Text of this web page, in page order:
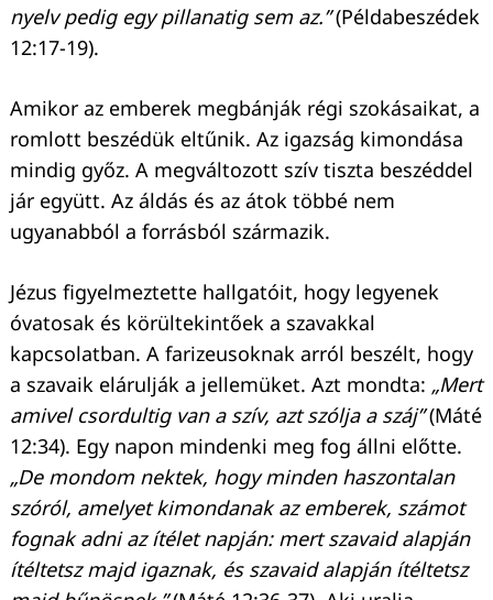
nyelv pedig egy pillanatig sem az.”(Példabeszédek
12:17-19).
Amikor az emberek megbánják régi szokásaikat, a
romlott beszédük eltűnik. Az igazság kimondása
mindig győz. A megváltozott szív tiszta beszéddel
jár együtt. Az áldás és az átok többé nem
ugyanabból a forrásból származik.
Jézus figyelmeztette hallgatóit, hogy legyenek
óvatosak és körültekintőek a szavakkal
kapcsolatban. A farizeusoknak arról beszélt, hogy
a szavaik elárulják a jellemüket. Azt mondta: „Mert
amivel csordultig van a szív, azt szólja a száj”(Máté
12:34). Egy napon mindenki meg fog állni előtte.
„De mondom nektek, hogy minden haszontalan
szóról, amelyet kimondanak az emberek, számot
fognak adni az ítélet napján: mert szavaid alapján
ítéltetsz majd igaznak, és szavaid alapján ítéltetsz